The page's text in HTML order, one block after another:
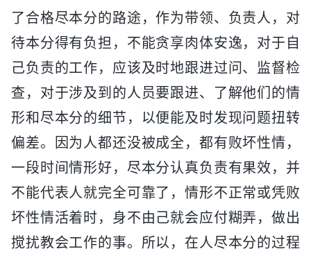
了合格尽本分的路途，作为带领、负责人，对
待本分得有负担，不能贪享肉体安逸，对于自
己负责的工作，应该及时地跟进过问、监督检
查，对于涉及到的人员要跟进、了解他们的情
形和尽本分的细节，以便能及时发现问题扭转
偏差。因为人都还没被成全，都有败坏性情，
一段时间情形好，尽本分认真负责有果效，并
不能代表人就完全可靠了，情形不正常或凭败
坏性情活着时，身不由己就会应付糊弄，做出
搅扰教会工作的事。所以，在人尽本分的过程